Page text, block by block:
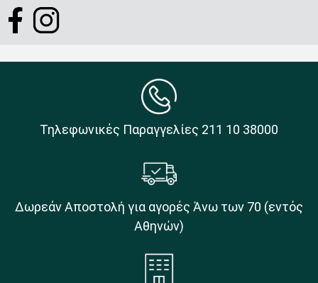
Τηλεφωνικές Παραγγελίες 211 10 38000
Δωρεάν Αποστολή για αγορές Άνω των 70 (εντός
Αθηνών)